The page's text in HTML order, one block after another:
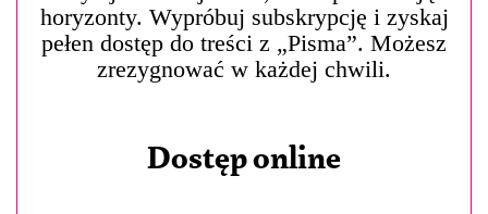
horyzonty. Wypróbuj subskrypcję i zyskaj
pełen dostęp do treści z „Pisma”. Możesz
zrezygnować w każdej chwili.
Dostęp online